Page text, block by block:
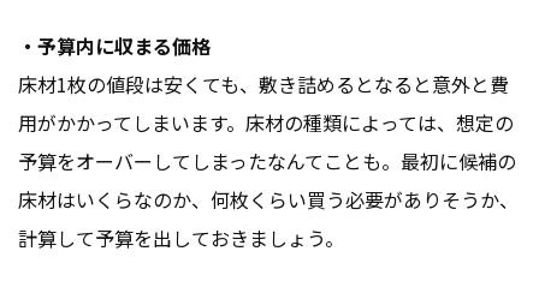
・予算内に収まる価格
床材1枚の値段は安くても、敷き詰めるとなると意外と費
用がかかってしまいます。床材の種類によっては、想定の
予算をオーバーしてしまったなんてことも。最初に候補の
床材はいくらなのか、何枚くらい買う必要がありそうか、
計算して予算を出しておきましょう。